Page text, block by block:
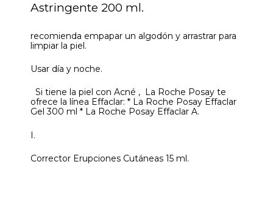
Astringente 200 ml.
recomienda empapar un algodón y arrastrar para
limpiar la piel.
Usar día y noche.
Si tiene la piel con Acné , La Roche Posay te
ofrece la línea Effaclar: * La Roche Posay Effaclar
Gel 300 ml * La Roche Posay Effaclar A.
I.
Corrector Erupciones Cutáneas 15 ml.